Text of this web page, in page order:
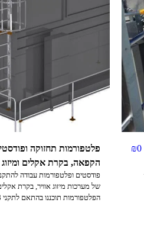
₪0
פלטפורמות תחזוקה
הקפאה, בקרת אקלים ומיזוג
פודסטים ופלטפורמות עבודה
של מערכות מיזוג אוויר, בקרת